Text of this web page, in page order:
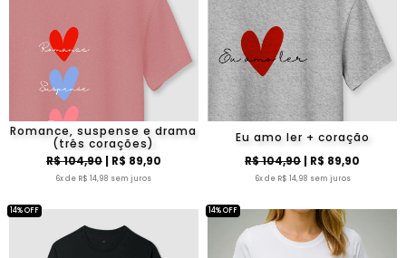
Romance, suspense e drama
(três corações)
R$ 104,90| R$ 89,90
6x de R$ 14,98 sem juros
Eu amo ler + coração
R$ 104,90| R$ 89,90
6x de R$ 14,98 sem juros
14% OFF 14% OFF